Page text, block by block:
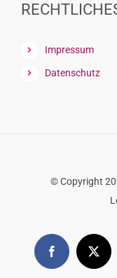
Impressum
Datenschutz
© Copyright